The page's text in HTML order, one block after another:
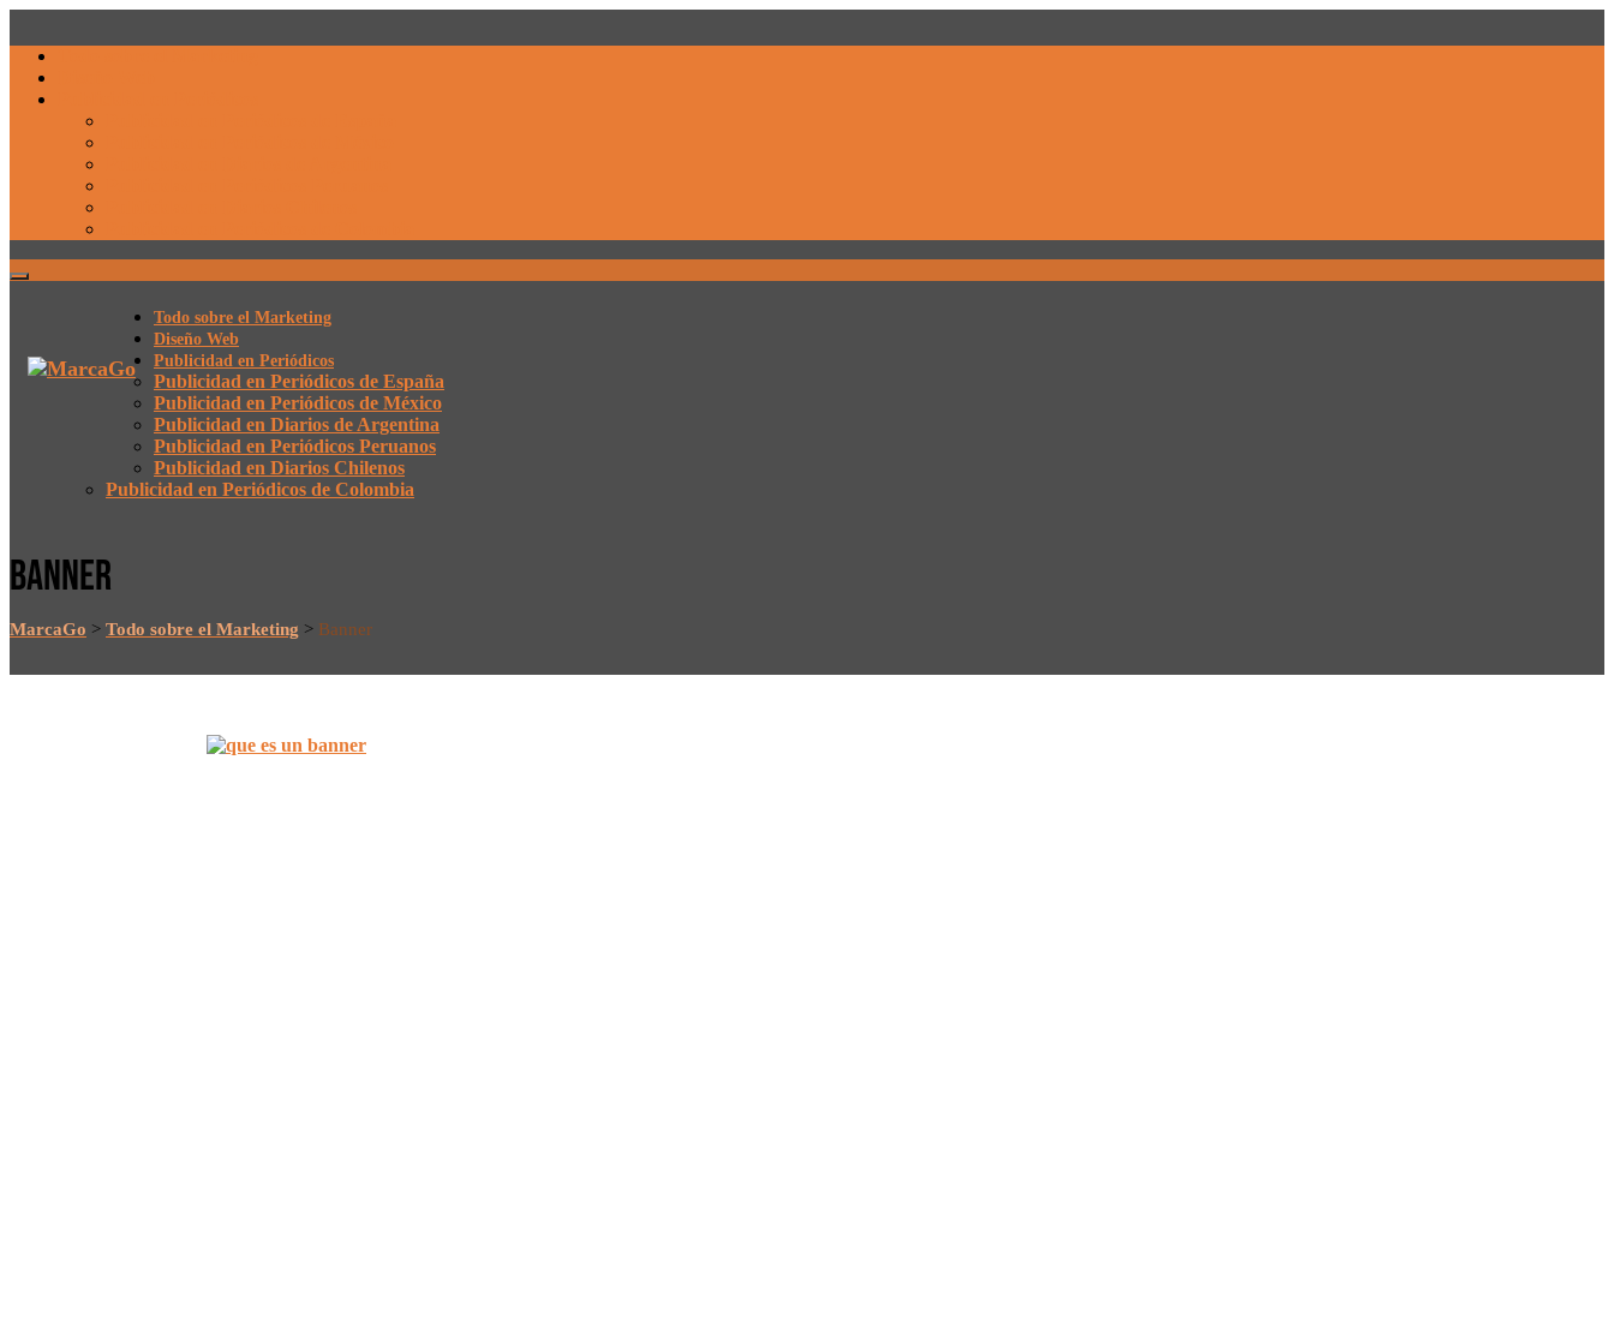
Todo sobre el Marketing
Diseño Web
Publicidad en Periódicos
Publicidad en Periódicos de España
Publicidad en Periódicos de México
Publicidad en Diarios de Argentina
Publicidad en Periódicos Peruanos
Publicidad en Diarios Chilenos
Publicidad en Periódicos de Colombia
BANNER
MarcaGo > Todo sobre el Marketing > Banner